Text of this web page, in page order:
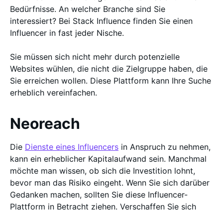
Bedürfnisse. An welcher Branche sind Sie
interessiert? Bei Stack Influence finden Sie einen
Influencer in fast jeder Nische.
Sie müssen sich nicht mehr durch potenzielle
Websites wühlen, die nicht die Zielgruppe haben, die
Sie erreichen wollen. Diese Plattform kann Ihre Suche
erheblich vereinfachen.
Neoreach
Die Dienste eines Influencers in Anspruch zu nehmen,
kann ein erheblicher Kapitalaufwand sein. Manchmal
möchte man wissen, ob sich die Investition lohnt,
bevor man das Risiko eingeht. Wenn Sie sich darüber
Gedanken machen, sollten Sie diese Influencer-
Plattform in Betracht ziehen. Verschaffen Sie sich